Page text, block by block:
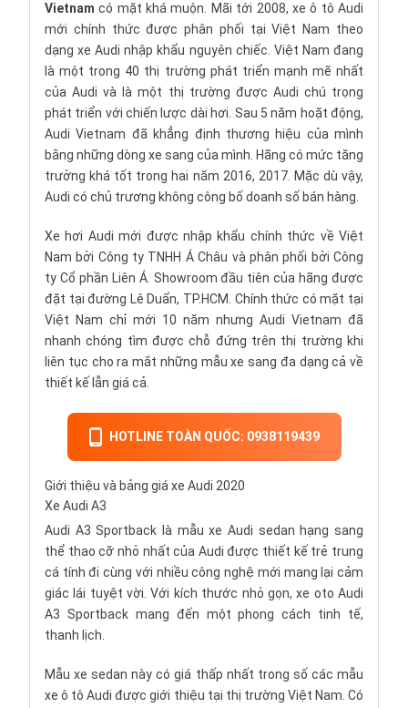
Vietnam có mặt khá muộn. Mãi tới 2008, xe ô tô Audi
mới chính thức được phân phối tại Việt Nam theo
dạngxe Audi nhập khẩu nguyên chiếc. Việt Nam đang
là một trong 40 thị trường phát triển mạnh mẽ nhất
của Audi và là một thị trường được Audi chú trọng
phát triển với chiến lược dài hơi. Sau 5 năm hoặt động,
Audi Vietnam đã khẳng định thương hiệu của mình
bằng những dòng xe sang của mình. Hãng có mức tăng
trưởng khá tốt trong hai năm 2016, 2017. Mặc dù vậy,
Audi có chủ trương không công bố doanh số bán hàng.
Xe hơi Audi mới được nhập khẩu chính thức về Việt
Nam bởi Công ty TNHH Á Châu và phân phối bởi Công
ty Cổ phần Liên Á. Showroom đầu tiên của hãng được
đặt tại đường Lê Duẩn, TP.HCM. Chính thức có mặt tại
Việt Nam chỉ mới 10 năm nhưng Audi Vietnam đã
nhanh chóng tìm được chỗ đứng trên thị trường khi
liên tục cho ra mắt những mẫu xe sang đa dạng cả về
thiết kế lẫn giá cả.
HOTLINE TOÀN QUỐC: 0938119439
Giới thiệu và bảng giá xe Audi 2020
Xe Audi A3
Audi A3 Sportback là mẫuxe Audi sedan hạng sang
thể thao cỡ nhỏ nhất của Audi được thiết kế trẻ trung
cá tính đi cùng với nhiều công nghệ mới mang lại cảm
giác lái tuyệt vời. Với kích thước nhỏ gọn, xe oto Audi
A3 Sportback mang đến một phong cách tinh tế,
thanh lịch.
Mẫuxe sedan này có giá thấp nhất trong số các mẫu
xe ô tô Audi được giới thiệu tại thị trường Việt Nam. Có